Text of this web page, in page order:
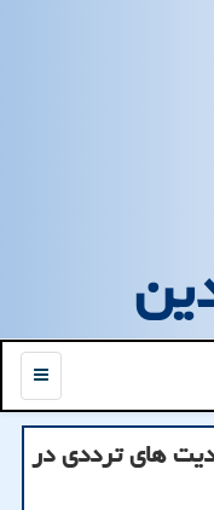
منو
های ترددی در